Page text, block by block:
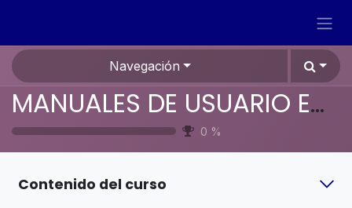
Navegación
MANUALES DE USUARIO EN ESPAÑOL ODOO 19
0 %
Contenido del curso